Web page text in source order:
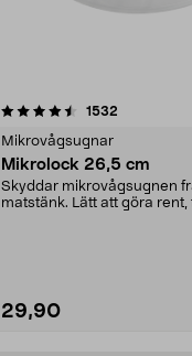
1532
Mikrovågsugnar
Mikrolock 26,5 cm
Skyddar mikrovågsugnen
matstänk. Lätt att göra rent,
29,90
4.5 av 5 stjärnor